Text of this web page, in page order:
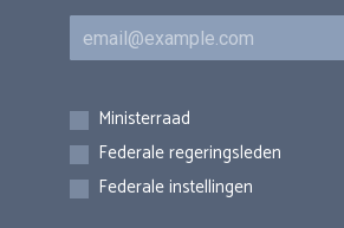
E-mail
Inschrijvingen
Ministerraad
Federale regeringsleden
Federale instellingen